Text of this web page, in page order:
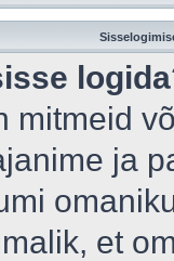
mitmeid
ja
et